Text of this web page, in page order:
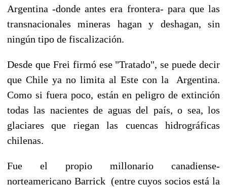
Argentina -donde antes era frontera- para que las
transnacionales mineras hagan y deshagan, sin
ningún tipo de fiscalización.
Desde que Frei firmó ese "Tratado", se puede decir
que Chile ya no limita al Este con la Argentina.
Como si fuera poco, están en peligro de extinción
todas las nacientes de aguas del país, o sea, los
glaciares que riegan las cuencas hidrográficas
chilenas.
Fue el propio millonario canadiense-
norteamericano Barrick (entre cuyos socios está la